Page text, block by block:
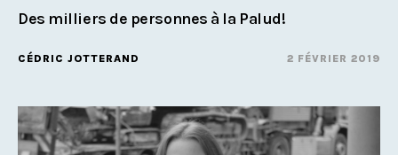
Des milliers de personnes à la Palud!
CÉDRIC JOTTERAND 2 FÉVRIER 2019